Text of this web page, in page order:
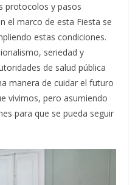
protocolos y pasos
el marco de esta Fiesta se
estas condiciones.
seriedad y
de salud pública
manera de cuidar el futuro
vivimos, pero asumiendo
para que se pueda seguir